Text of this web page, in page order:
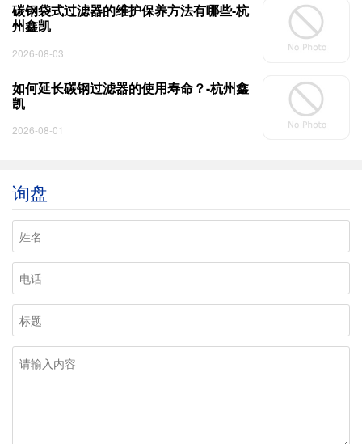
碳钢袋式过滤器的维护保养方法有哪些-杭
州鑫凯
2026-08-03
如何延长碳钢过滤器的使用寿命？-杭州鑫
凯
2026-08-01
询盘